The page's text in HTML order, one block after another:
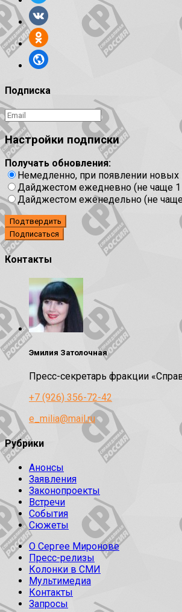
Подписка
Настройки подписки
Получать обновления:
Немедленно, при появлении новых
Дайджестом ежедневно (не чаще 1
Дайджестом еженедельно (не
Подтвердить
Контакты
Эмилия Затолочная
Пресс-секретарь фракции
+7 (926) 356-72-42
e_milia@mail.ru
Рубрики
Анонсы
Заявления
Законопроекты
Встречи
События
Сюжеты
О Сергее Миронове
Пресс-релизы
Колонки в СМИ
Мультимедиа
Контакты
Запросы